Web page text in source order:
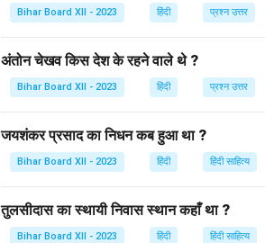
Bihar Board XII - 2023 हिंदी प्रश्न उत्तर
अंतोन चेखव किस देश के रहने वाले थे ?
Bihar Board XII - 2023 हिंदी प्रश्न उत्तर
जयशंकर प्रसाद का निधन कब हुआ था ?
Bihar Board XII - 2023 हिंदी हिंदी साहित्य
तुलसीदास का स्थायी निवास स्थान कहाँ था ?
Bihar Board XII - 2023 हिंदी हिंदी साहित्य